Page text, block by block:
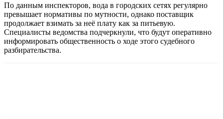
По данным инспекторов, вода в городских сетях регулярно
превышает нормативы по мутности, однако поставщик
продолжает взимать за неё плату как за питьевую.
Специалисты ведомства подчеркнули, что будут оперативно
информировать общественность о ходе этого судебного
разбирательства.